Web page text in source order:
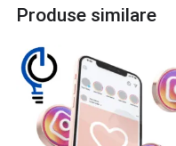
Produse similare